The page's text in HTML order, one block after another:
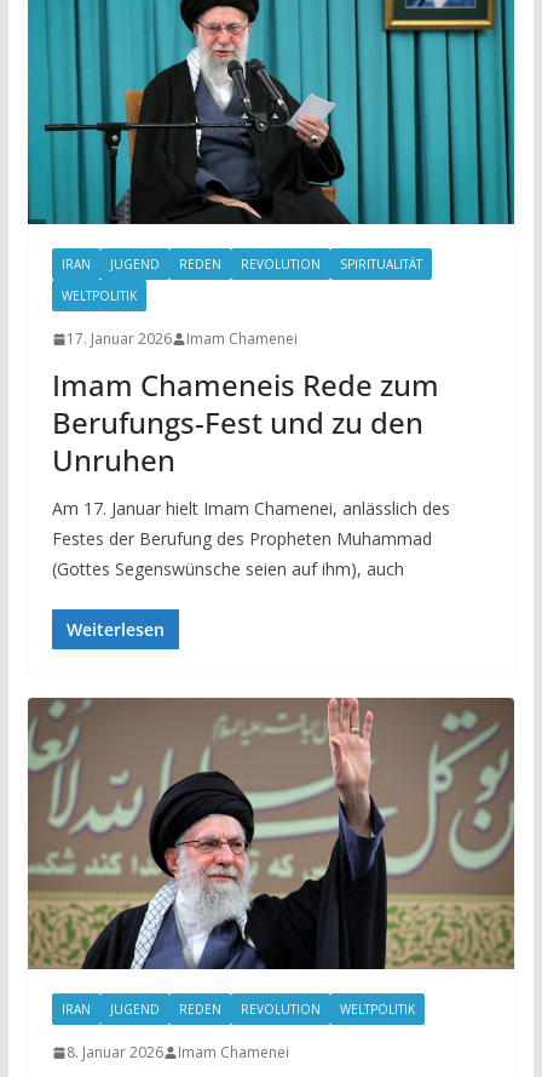
IRAN JUGEND REDEN REVOLUTION
SPIRITUALITÄT
WELTPOLITIK
17. Januar 2026 Imam Chamenei
Imam Chameneis Rede zum
Berufungs-Fest und zu den
Unruhen
Am 17. Januar hielt Imam Chamenei, anlässlich des
Festes der Berufung des Propheten Muhammad
(Gottes Segenswünsche seien auf ihm), auch
Weiterlesen
IRAN JUGEND REDEN REVOLUTION WELTPOLITIK
8. Januar 2026 Imam Chamenei